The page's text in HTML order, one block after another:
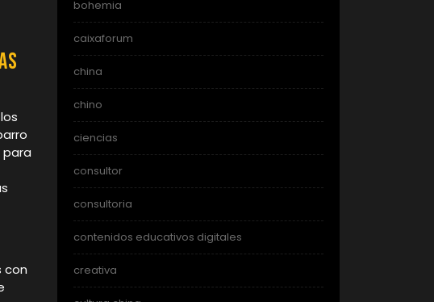
con
bohemia
caixaforum
china
chino
ciencias
consultor
consultoria
contenidos educativos digitales
creativa